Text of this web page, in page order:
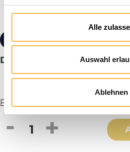
Alle
Auswahl
Ablehnen
de 1,70 €* Prix dégressifs
DIB Carton vide avec 12
Plus d’infos
Quantité de produit :